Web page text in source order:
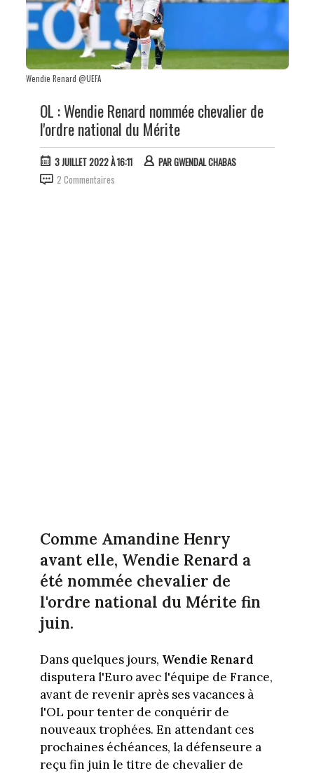
Wendie Renard @UEFA
OL : Wendie Renard nommée chevalier de
l'ordre national du Mérite
3 JUILLET 2022 À 16:11 PARGWENDAL CHABAS
2 Commentaires
Comme Amandine Henry
avant elle, Wendie Renard a
été nommée chevalier de
l'ordre national du Mérite fin
juin.
Dans quelques jours, Wendie Renard
disputera l'Euro avec l'équipe de France,
avant de revenir après ses vacances à
l'OL pour tenter de conquérir de
nouveaux trophées. En attendant ces
prochaines échéances, la défenseure a
reçu fin juin le titre de chevalier de